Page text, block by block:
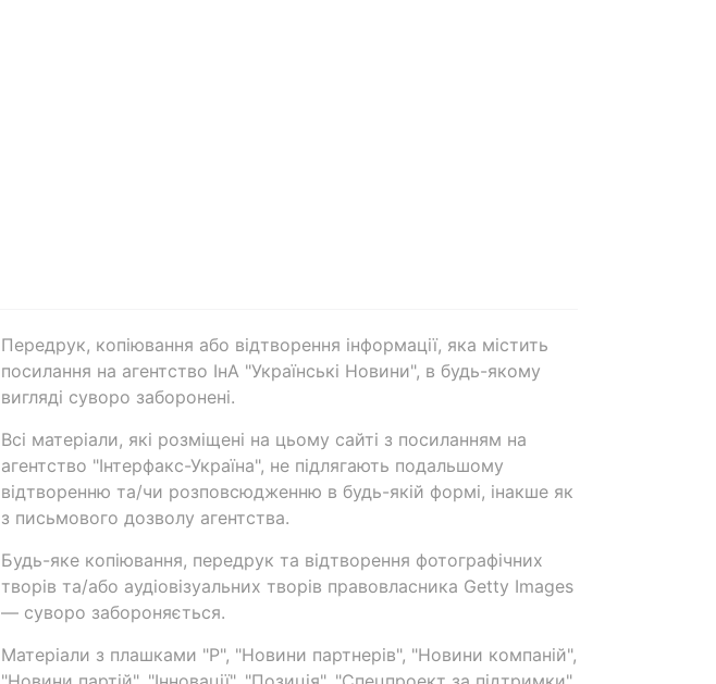
Передрук, копіювання або відтворення інформації, яка містить
посилання на агентство ІнА "Українські Новини", в будь-якому
вигляді суворо заборонені.
Всі матеріали, які розміщені на цьому сайті з посиланням на
агентство "Інтерфакс-Україна", не підлягають подальшому
відтворенню та/чи розповсюдженню в будь-якій формі, інакше як
з письмового дозволу агентства.
Будь-яке копіювання, передрук та відтворення фотографічних
творів та/або аудіовізуальних творів правовласника Getty Images
— суворо забороняється.
Матеріали з плашками "Р", "Новини партнерів", "Новини компаній",